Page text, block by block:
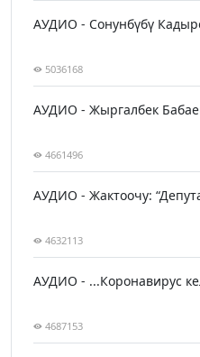
АУДИО - Сонунбүбү
5036168
АУДИО - Жыргалбек
4661496
АУДИО - Жактоочу:
4632113
АУДИО - ...Коронавирус
4687153